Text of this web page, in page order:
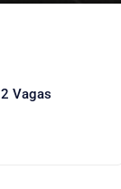
2 Vagas